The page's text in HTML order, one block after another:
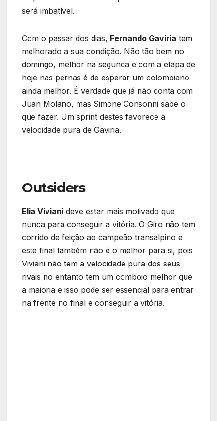
será imbatível.
Com o passar dos dias, Fernando Gaviria tem
melhorado a sua condição. Não tão bem no
domingo, melhor na segunda e com a etapa de
hoje nas pernas é de esperar um colombiano
ainda melhor. É verdade que já não conta com
Juan Molano, mas Simone Consonni sabe o
que fazer. Um sprint destes favorece a
velocidade pura de Gaviria.
Outsiders
Elia Viviani deve estar mais motivado que
nunca para conseguir a vitória. O Giro não tem
corrido de feição ao campeão transalpino e
este final também não é o melhor para si, pois
Viviani não tem a velocidade pura dos seus
rivais no entanto tem um comboio melhor que
a maioria e isso pode ser essencial para entrar
na frente no final e conseguir a vitória.